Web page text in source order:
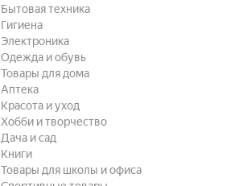
Бытовая техника
Гигиена
Электроника
Одежда и обувь
Товары для дома
Аптека
Красота и уход
Хобби и творчество
Дача и сад
Книги
Товары для школы и офиса